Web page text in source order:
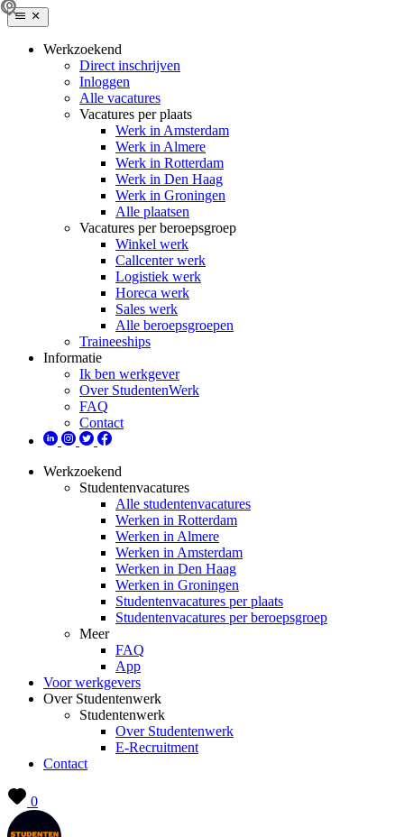
Werkzoekend
Direct inschrijven
Inloggen
Alle vacatures
Vacatures per plaats
Werk in Amsterdam
Werk in Almere
Werk in Rotterdam
Werk in Den Haag
Werk in Groningen
Alle plaatsen
Vacatures per beroepsgroep
Winkel werk
Callcenter werk
Logistiek werk
Horeca werk
Sales werk
Alle beroepsgroepen
Traineeships
Informatie
Ik ben werkgever
Over StudentenWerk
FAQ
Contact
Werkzoekend
Studentenvacatures
Alle studentenvacatures
Werken in Rotterdam
Werken in Almere
Werken in Amsterdam
Werken in Den Haag
Werken in Groningen
Studentenvacatures per plaats
Studentenvacatures per beroepsgroep
Meer
FAQ
App
Voor werkgevers
Over Studentenwerk
Studentenwerk
Over Studentenwerk
E-Recruitment
Contact
0